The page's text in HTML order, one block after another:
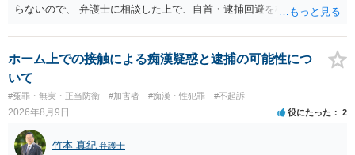
らないので、 弁護士に相談した上で、自首・逮捕回避を検討して下さ
童の性的な部位（性器等若しくはその周辺部、臀でん部又は胸部をい
う。）が露出され又は強調されているものであり、かつ、性欲を興奮
させ又は刺激するもの
ホーム上での接触による痴漢疑惑と逮捕の可能性につ
いて
#冤罪・無実・正当防衛 #加害者 #痴漢・性犯罪 #不起訴
2026年8月9日 役にたった 2
竹本 真紀 弁護士